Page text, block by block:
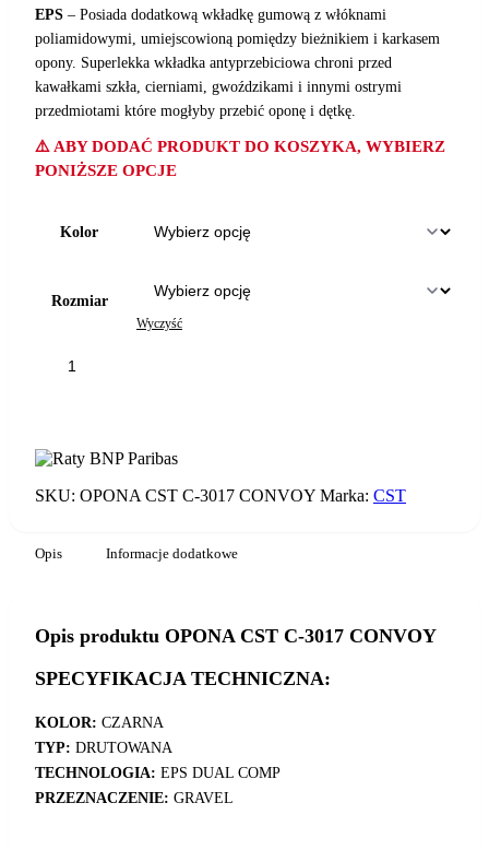
EPS – Posiada dodatkową wkładkę gumową z włóknami
poliamidowymi, umiejscowioną pomiędzy bieżnikiem i karkasem
opony. Superlekka wkładka antyprzebiciowa chroni przed
kawałkami szkła, cierniami, gwoździkami i innymi ostrymi
przedmiotami które mogłyby przebić oponę i dętkę.
⚠️ ABY DODAĆ PRODUKT DO KOSZYKA, WYBIERZ
PONIŻSZE OPCJE
Kolor
Rozmiar
Wyczyść
3017
CONVOY
SKU: OPONA CST C-3017 CONVOY Marka: CST
Opis Informacje dodatkowe
Opis produktu OPONA CST C-3017 CONVOY
SPECYFIKACJA TECHNICZNA:
KOLOR: CZARNA
TYP: DRUTOWANA
TECHNOLOGIA: EPS DUAL COMP
PRZEZNACZENIE: GRAVEL